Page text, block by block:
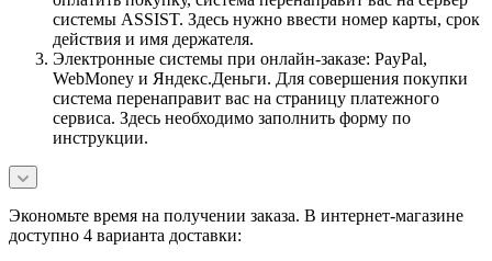
системы ASSIST. Здесь нужно ввести номер карты, срок
действия и имя держателя.
Электронные системы при онлайн-заказе: PayPal,
WebMoney и Яндекс.Деньги. Для совершения покупки
система перенаправит вас на страницу платежного
сервиса. Здесь необходимо заполнить форму по
инструкции.
Экономьте время на получении заказа. В интернет-магазине
доступно 4 варианта доставки: